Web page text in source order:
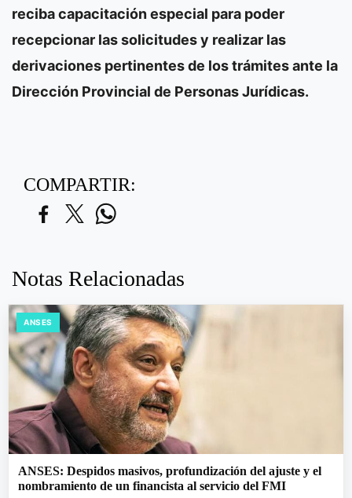
reciba capacitación especial para poder
recepcionar las solicitudes y realizar las
derivaciones pertinentes de los trámites ante la
Dirección Provincial de Personas Jurídicas.
COMPARTIR:
Notas Relacionadas
ANSES
ANSES: Despidos masivos, profundización del ajuste y el
nombramiento de un financista al servicio del FMI